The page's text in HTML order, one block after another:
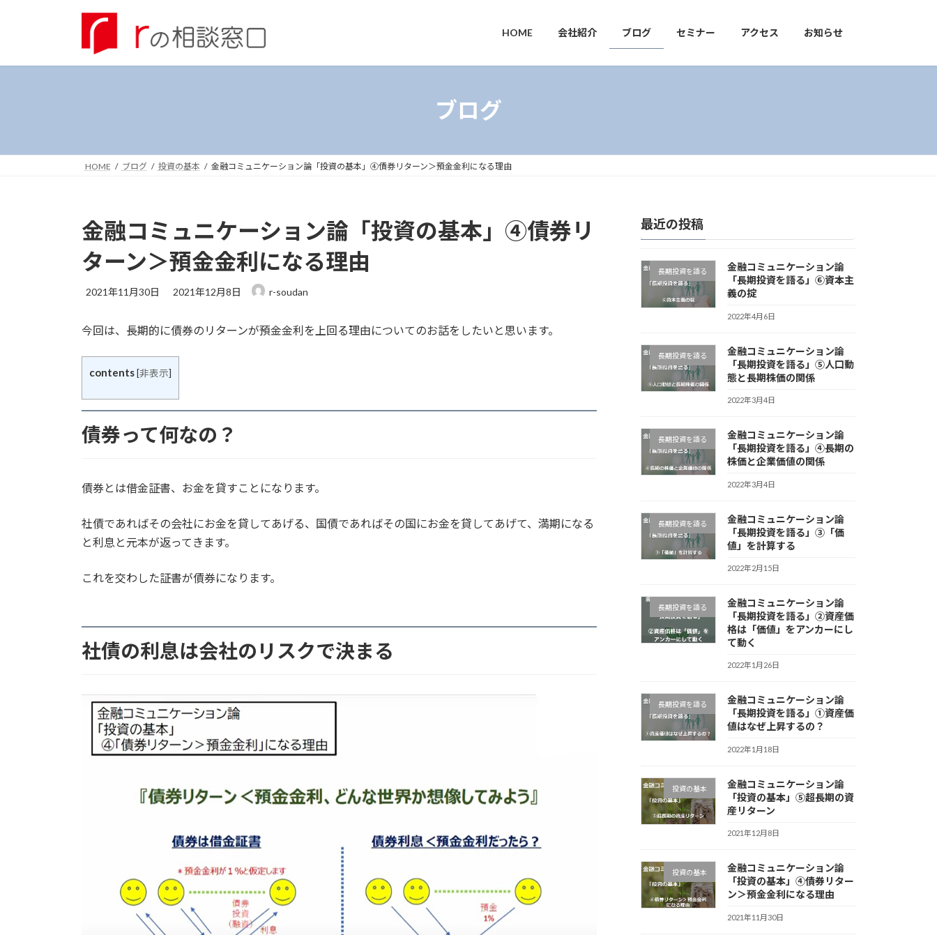
プ
動
HOME 会社紹介 ブログ セミナー アクセス お知らせ
ブログ
HOME ブログ 投資の基本 金融コミュニケーション論「投資の基本」④債券リターン＞預金金利になる理由
金融コミュニケーション論「投資の基本」④債券リ
ターン＞預金金利になる理由
2021年11月30日
最
新
時
2021年12月8日 r-soudan
今回は、長期的に債券のリターンが預金金利を上回る理由についてのお話をしたいと思います。
contents[非表示]
債券って何なの？
債券とは借金証書、お金を貸すことになります。
社債であればその会社にお金を貸してあげる、国債であればその国にお金を貸してあげて、満期になる
と利息と元本が返ってきます。
これを交わした証書が債券になります。
社債の利息は会社のリスクで決まる
最近の投稿
長期投資を語る
金融コミュニケーション論
「長期投資を語る」⑥資本主
義の掟
2022年4月6日
長期投資を語る
金融コミュニケーション論
「長期投資を語る」⑤人口動
態と長期株価の関係
2022年3月4日
長期投資を語る
金融コミュニケーション論
「長期投資を語る」④長期の
株価と企業価値の関係
2022年3月4日
長期投資を語る
金融コミュニケーション論
「長期投資を語る」③「価
値」を計算する
2022年2月15日
長期投資を語る
金融コミュニケーション論
「長期投資を語る」②資産価
格は「価値」をアンカーにし
て動く
2022年1月26日
長期投資を語る
金融コミュニケーション論
「長期投資を語る」①資産価
値はなぜ上昇するの？
2022年1月18日
投資の基本
金融コミュニケーション論
「投資の基本」⑤超長期の資
産リターン
2021年12月8日
投資の基本
金融コミュニケーション論
「投資の基本」④債券リター
ン＞預金金利になる理由
2021年11月30日